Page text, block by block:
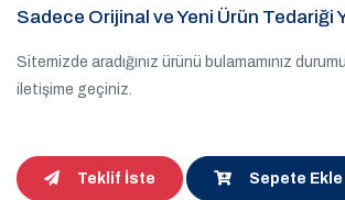
Sadece Orijinal ve Yeni Ürün Tedariği
Sitemizde aradığınız ürünü bulamamınız
iletişime geçiniz.
Teklif İste Sepete Ekle